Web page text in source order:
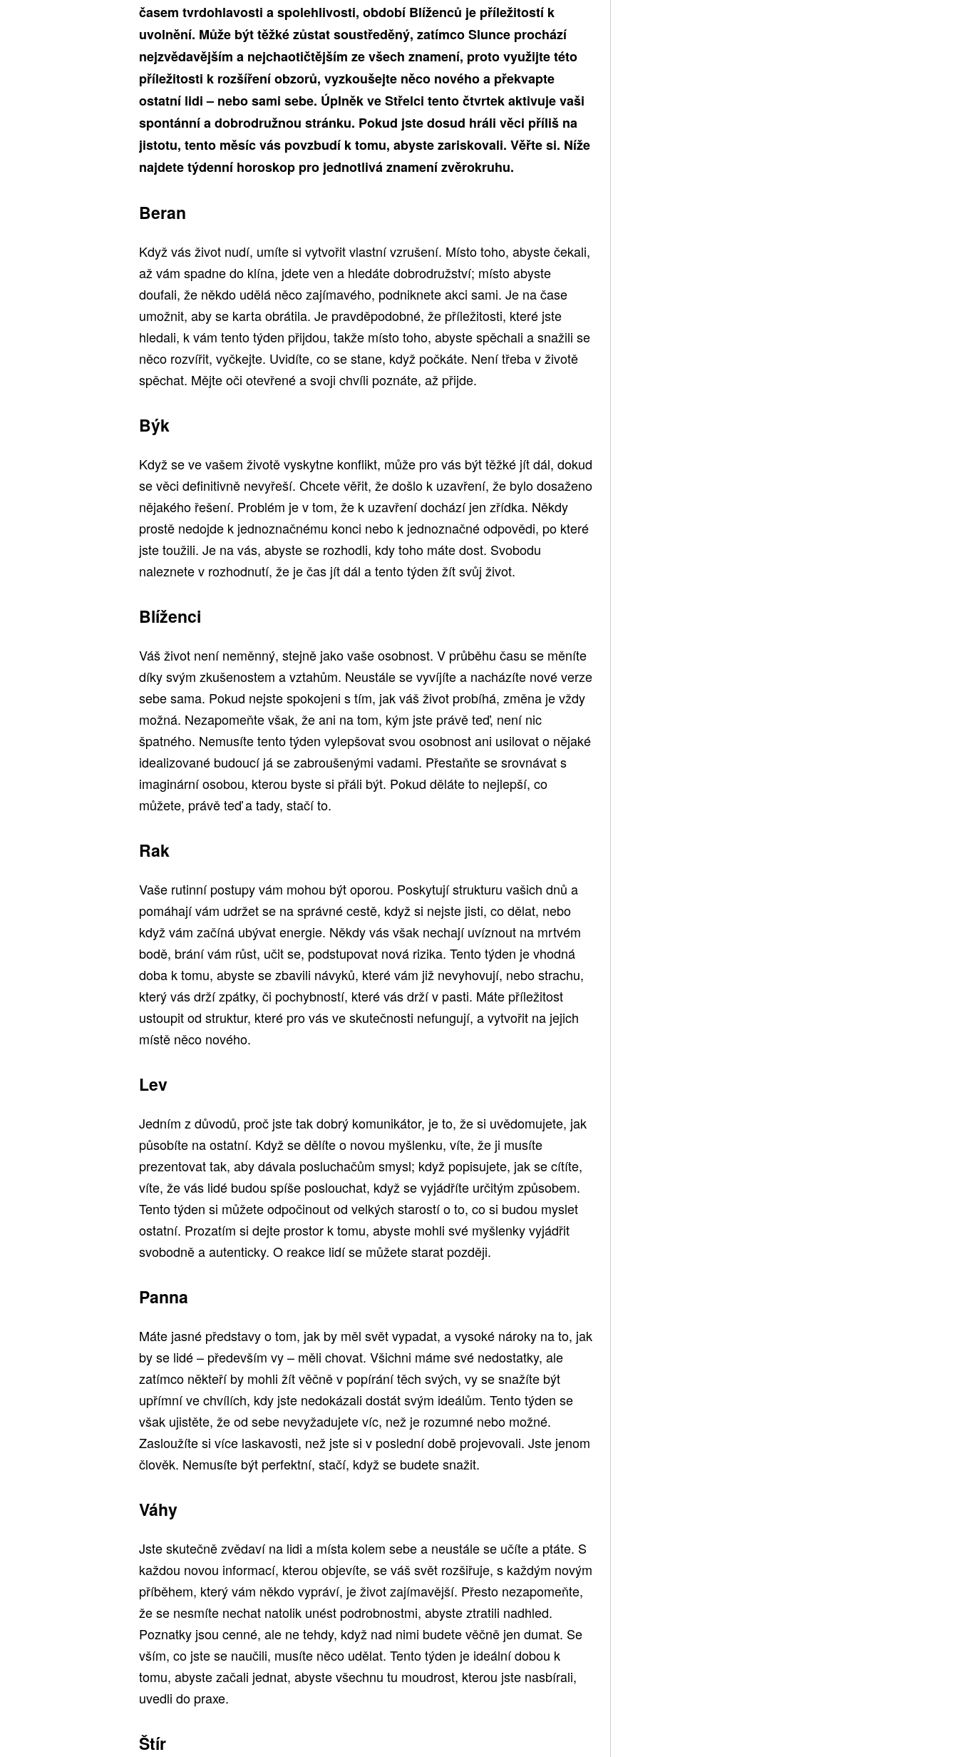
časem tvrdohlavosti a spolehlivosti, období Blíženců je příležitostí k
uvolnění. Může být těžké zůstat soustředěný, zatímco Slunce prochází
nejzvědavějším a nejchaotičtějším ze všech znamení, proto využijte této
příležitosti k rozšíření obzorů, vyzkoušejte něco nového a překvapte
ostatní lidi – nebo sami sebe. Úplněk ve Střelci tento čtvrtek aktivuje vaši
spontánní a dobrodružnou stránku. Pokud jste dosud hráli věci příliš na
jistotu, tento měsíc vás povzbudí k tomu, abyste zariskovali. Věřte si. Níže
najdete týdenní horoskop pro jednotlivá znamení zvěrokruhu.
Beran
Když vás život nudí, umíte si vytvořit vlastní vzrušení. Místo toho, abyste čekali,
až vám spadne do klína, jdete ven a hledáte dobrodružství; místo abyste
doufali, že někdo udělá něco zajímavého, podniknete akci sami. Je na čase
umožnit, aby se karta obrátila. Je pravděpodobné, že příležitosti, které jste
hledali, k vám tento týden přijdou, takže místo toho, abyste spěchali a snažili se
něco rozvířit, vyčkejte. Uvidíte, co se stane, když počkáte. Není třeba v životě
spěchat. Mějte oči otevřené a svoji chvíli poznáte, až přijde.
Býk
Když se ve vašem životě vyskytne konflikt, může pro vás být těžké jít dál, dokud
se věci definitivně nevyřeší. Chcete věřit, že došlo k uzavření, že bylo dosaženo
nějakého řešení. Problém je v tom, že k uzavření dochází jen zřídka. Někdy
prostě nedojde k jednoznačnému konci nebo k jednoznačné odpovědi, po které
jste toužili. Je na vás, abyste se rozhodli, kdy toho máte dost. Svobodu
naleznete v rozhodnutí, že je čas jít dál a tento týden žít svůj život.
Blíženci
Váš život není neměnný, stejně jako vaše osobnost. V průběhu času se měníte
díky svým zkušenostem a vztahům. Neustále se vyvíjíte a nacházíte nové verze
sebe sama. Pokud nejste spokojeni s tím, jak váš život probíhá, změna je vždy
možná. Nezapomeňte však, že ani na tom, kým jste právě teď, není nic
špatného. Nemusíte tento týden vylepšovat svou osobnost ani usilovat o nějaké
idealizované budoucí já se zabroušenými vadami. Přestaňte se srovnávat s
imaginární osobou, kterou byste si přáli být. Pokud děláte to nejlepší, co
můžete, právě teď a tady, stačí to.
Rak
Vaše rutinní postupy vám mohou být oporou. Poskytují strukturu vašich dnů a
pomáhají vám udržet se na správné cestě, když si nejste jisti, co dělat, nebo
když vám začíná ubývat energie. Někdy vás však nechají uvíznout na mrtvém
bodě, brání vám růst, učit se, podstupovat nová rizika. Tento týden je vhodná
doba k tomu, abyste se zbavili návyků, které vám již nevyhovují, nebo strachu,
který vás drží zpátky, či pochybností, které vás drží v pasti. Máte příležitost
ustoupit od struktur, které pro vás ve skutečnosti nefungují, a vytvořit na jejich
místě něco nového.
Lev
Jedním z důvodů, proč jste tak dobrý komunikátor, je to, že si uvědomujete, jak
působíte na ostatní. Když se dělíte o novou myšlenku, víte, že ji musíte
prezentovat tak, aby dávala posluchačům smysl; když popisujete, jak se cítíte,
víte, že vás lidé budou spíše poslouchat, když se vyjádříte určitým způsobem.
Tento týden si můžete odpočinout od velkých starostí o to, co si budou myslet
ostatní. Prozatím si dejte prostor k tomu, abyste mohli své myšlenky vyjádřit
svobodně a autenticky. O reakce lidí se můžete starat později.
Panna
Máte jasné představy o tom, jak by měl svět vypadat, a vysoké nároky na to, jak
by se lidé – především vy – měli chovat. Všichni máme své nedostatky, ale
zatímco někteří by mohli žít věčně v popírání těch svých, vy se snažíte být
upřímní ve chvílích, kdy jste nedokázali dostát svým ideálům. Tento týden se
však ujistěte, že od sebe nevyžadujete víc, než je rozumné nebo možné.
Zasloužíte si více laskavosti, než jste si v poslední době projevovali. Jste jenom
člověk. Nemusíte být perfektní, stačí, když se budete snažit.
Váhy
Jste skutečně zvědaví na lidi a místa kolem sebe a neustále se učíte a ptáte. S
každou novou informací, kterou objevíte, se váš svět rozšiřuje, s každým novým
příběhem, který vám někdo vypráví, je život zajímavější. Přesto nezapomeňte,
že se nesmíte nechat natolik unést podrobnostmi, abyste ztratili nadhled.
Poznatky jsou cenné, ale ne tehdy, když nad nimi budete věčně jen dumat. Se
vším, co jste se naučili, musíte něco udělat. Tento týden je ideální dobou k
tomu, abyste začali jednat, abyste všechnu tu moudrost, kterou jste nasbírali,
uvedli do praxe.
Štír